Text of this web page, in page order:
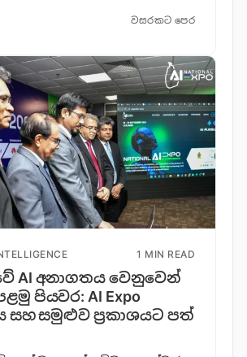
වසරකට පෙර
1 MIN READ
AI අනාගතය වෙනුවෙන්
පියවර: AI Expo
සහ සමුළුව ප්‍රකාශයට පත්